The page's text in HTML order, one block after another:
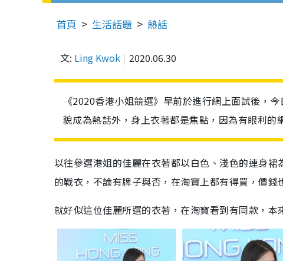
首頁 生活話題 熱話
文: Ling Kwok 2020.06.30
《2020香港小姐競選》早前於進行網上面試後，
貌成為熱話外，身上衣著都是焦點，因為有眼利的
以往參選港姐的佳麗在衣著都以白色、淺色的連身
的戰衣，不論有牌子與否，在淘寶上都有得買，價錢
就好似這位佳麗所選的衣著，在淘寶看到有同款，本